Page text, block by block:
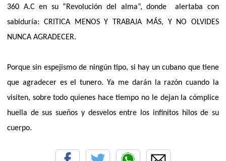
360 A.C en su “Revolución del alma”, donde
alertaba con
sabiduría: CRITICA MENOS Y TRABAJA MÁS, Y NO OLVIDES
NUNCA AGRADECER.
Porque sin espejismo de ningún tipo, si hay un cubano que tiene
que agradecer es el tunero. Ya me darán la razón cuando la
visiten, sobre todo quienes hace tiempo no le dejan la cómplice
huella de sus sueños y desvelos entre los infinitos hilos de su
cuerpo.